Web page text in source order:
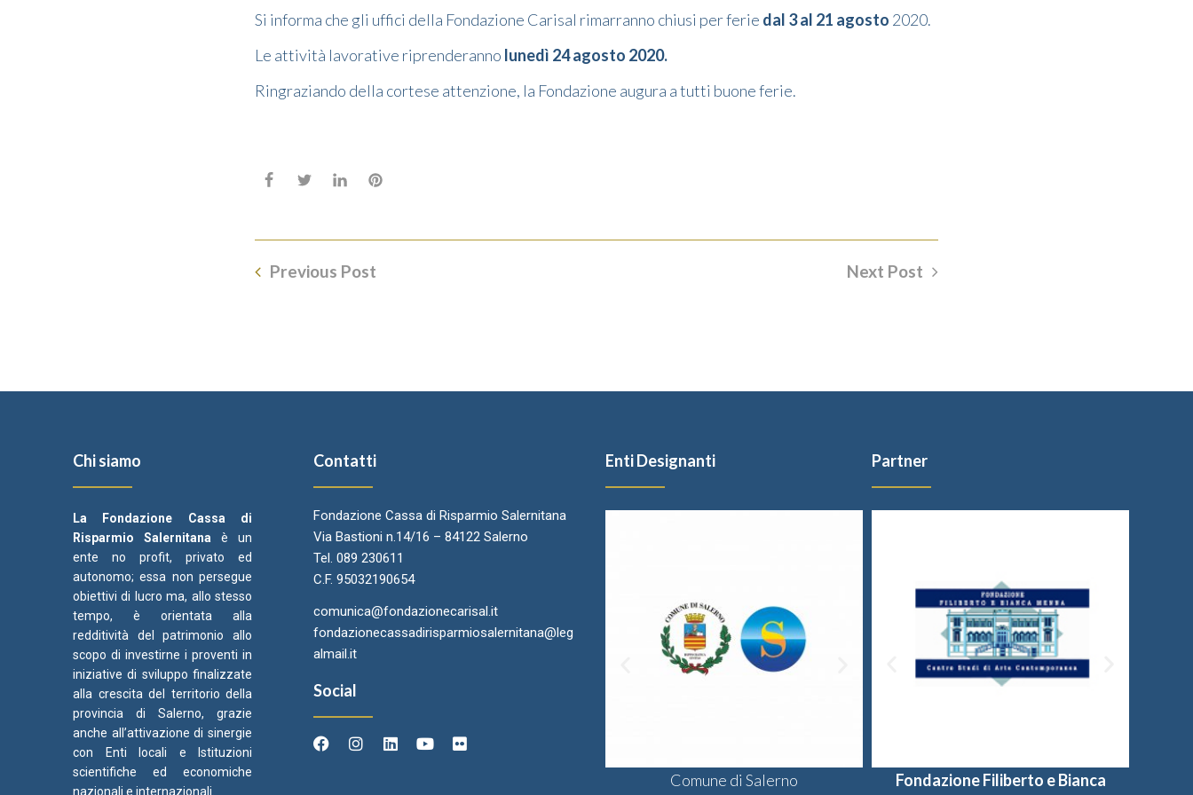
Si informa che gli uffici della Fondazione Carisal rimarranno chiusi per ferie dal 3 al 21 agosto 2020.
Le attività lavorative riprenderanno lunedì 24 agosto 2020.
Ringraziando della cortese attenzione, la Fondazione augura a tutti buone ferie.
Previous Post Next Post
Chi siamo
La Fondazione Cassa di
Risparmio Salernitana è un
ente no profit, privato ed
autonomo; essa non persegue
obiettivi di lucro ma, allo stesso
tempo, è orientata alla
redditività del patrimonio allo
scopo di investirne i proventi in
iniziative di sviluppo finalizzate
alla crescita del territorio della
provincia di Salerno, grazie
anche all’attivazione di sinergie
con Enti locali e Istituzioni
scientifiche ed economiche
nazionali e internazionali.
Contatti
Fondazione Cassa di Risparmio Salernitana
Via Bastioni n.14/16 – 84122 Salerno
Tel. 089 230611
C.F. 95032190654
comunica@fondazionecarisal.it
fondazionecassadirisparmiosalernitana@leg
almail.it
Social
Enti Designanti
Arcidiocesi di Salerno Campagna Comune di Salerno Provincia di Salerno
Partner
Sodalis CSV Fondazione Filiberto e Bianca